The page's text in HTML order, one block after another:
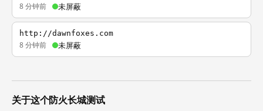
8 分钟前 未屏蔽
http://dawnfoxes.com
8 分钟前 未屏蔽
关于这个防火长城测试